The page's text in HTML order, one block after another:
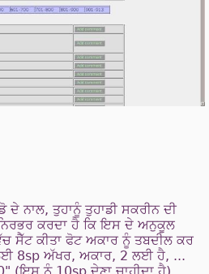
ਦੇ ਨਾਲ, ਤੁਹਾਨੂੰ ਤੁਹਾਡੀ ਸਕਰੀਨ ਦੀ
ਕਰਦਾ ਹੈ ਕਿ ਇਸ ਦੇ ਅਨੁਕੂਲ
ਸੈੱਟ ਕੀਤਾ ਫੋਟ ਅਕਾਰ ਨੂੰ ਤਬਦੀਲ ਕਰ
8sp ਅੱਖਰ, ਅਕਾਰ, 2 ਲਈ ਹੈ, ...
(ਇਸ ਨੂੰ 10sp ਦੇਣਾ ਚਾਹੀਦਾ ਹੈ)